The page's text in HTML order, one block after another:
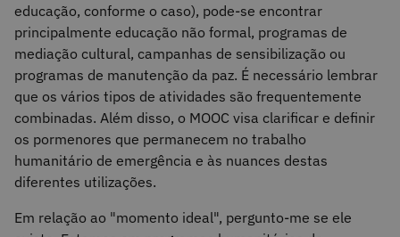
educação, conforme o caso), pode-se encontrar
principalmente educação não formal, programas de
mediação cultural, campanhas de sensibilização ou
programas de manutenção da paz. É necessário lembrar
que os vários tipos de atividades são frequentemente
combinadas. Além disso, o MOOC visa clarificar e definir
os pormenores que permanecem no trabalho
humanitário de emergência e às nuances destas
diferentes utilizações.
Em relação ao "momento ideal", pergunto-me se ele